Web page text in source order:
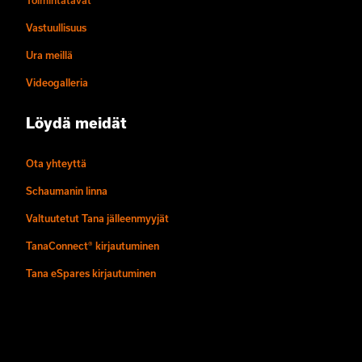
Vastuullisuus
Ura meillä
Videogalleria
Löydä meidät
Ota yhteyttä
Schaumanin linna
Valtuutetut Tana jälleenmyyjät
TanaConnect® kirjautuminen
Tana eSpares kirjautuminen